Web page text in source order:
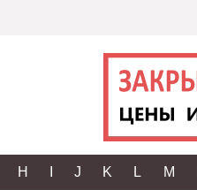
H J K L M